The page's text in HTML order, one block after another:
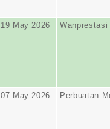
19 May 2026 Wanprestasi
07 May 2026 Perbuatan